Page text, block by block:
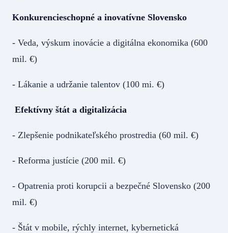
Konkurencieschopné a inovatívne Slovensko
- Veda, výskum inovácie a digitálna ekonomika (600
mil. €)
- Lákanie a udržanie talentov (100 mi. €)
Efektívny štát a digitalizácia
- Zlepšenie podnikateľského prostredia (60 mil. €)
- Reforma justície (200 mil. €)
- Opatrenia proti korupcii a bezpečné Slovensko (200
mil. €)
- Štát v mobile, rýchly internet, kybernetická